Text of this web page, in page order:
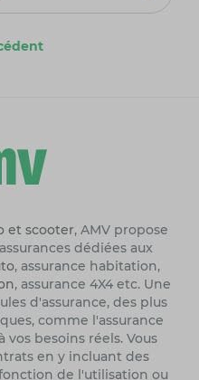
et scooter, AMV propose
dédiées aux
, assurance habitation,
, assurance 4X4 etc. Une
d'assurance, des plus
comme l'assurance
vos besoins réels. Vous
en y incluant des
de l'utilisation ou